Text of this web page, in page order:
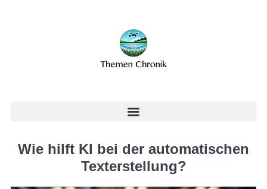
Wie hilft KI bei der automatischen
Texterstellung?